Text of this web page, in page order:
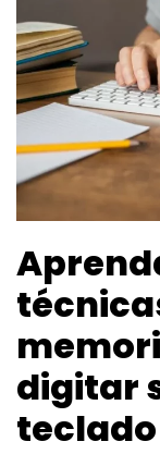
digitar
teclado